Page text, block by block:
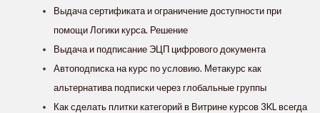
Выдача сертификата и ограничение доступности при
помощи Логики курса. Решение
Выдача и подписание ЭЦП цифрового документа
Автоподписка на курс по условию. Метакурс как
альтернатива подписки через глобальные группы
Как сделать плитки категорий в Витрине курсов 3KL всегда